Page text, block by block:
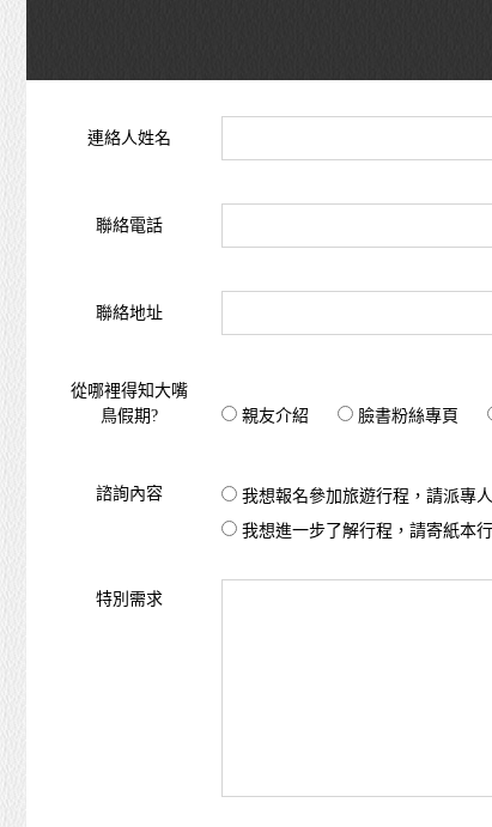
連絡人姓名
聯絡電話
聯絡地址
從哪裡得知大嘴
鳥假期?
親友介紹 臉書粉絲專頁
諮詢內容 我想報名參加旅遊行程，請派專
我想進一步了解行程，請寄紙本
特別需求